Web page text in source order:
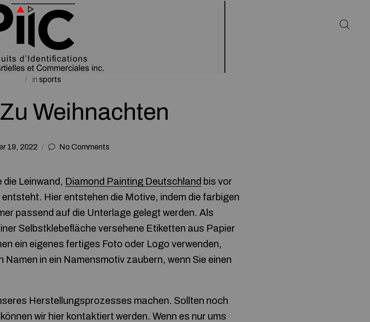
in sports
Weihnachten
19, 2022 No Comments
die Leinwand, Diamond Painting Deutschland bis vor
Hier entstehen die Motive, indem die farbigen
passend auf die Unterlage gelegt werden. Als
Selbstklebefläche versehene Etiketten aus Papier
ein eigenes fertiges Foto oder Logo verwenden,
in ein Namensmotiv zaubern, wenn Sie einen
Herstellungsprozesses machen. Sollten noch
wir hier kontaktiert werden. Wenn es nur ums